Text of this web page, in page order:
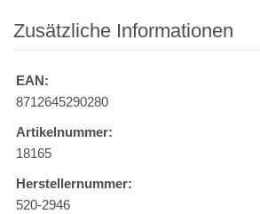
Zusätzliche Informationen
EAN:
8712645290280
Artikelnummer:
18165
Herstellernummer:
520-2946